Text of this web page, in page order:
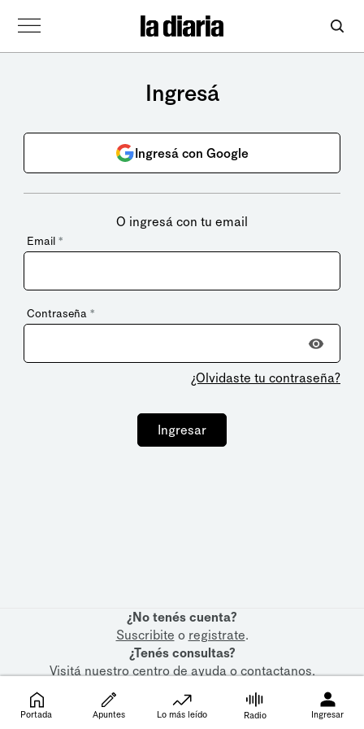
Ingresá
Ingresá con Google
O ingresá con tu email
Email *
Contraseña *
¿Olvidaste tu contraseña?
Ingresar
¿No tenés cuenta?
Suscribite o registrate.
¿Tenés consultas?
Visitá nuestrocentro de ayudaocontactanos.
Portada Apuntes Lo más leído Radio Ingresar